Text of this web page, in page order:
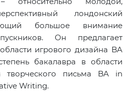
лондонский
большое внимание
Он предлагает
игрового дизайна BA
бакалавра в области
творческого письма BA in
Writing.